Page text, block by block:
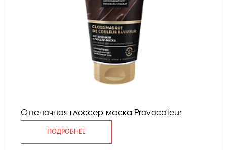
Оттеночная глоссер-маска Provocateur
ПОДРОБНЕЕ